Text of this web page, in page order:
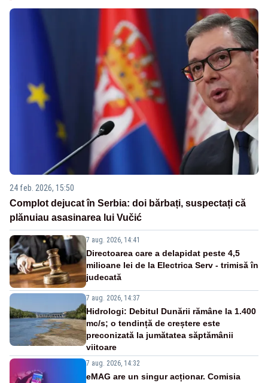
24 feb. 2026, 15:50
Complot dejucat în Serbia: doi bărbați, suspectați că
plănuiau asasinarea lui Vučić
7 aug. 2026, 14:41
Directoarea care a delapidat peste 4,5
milioane lei de la Electrica Serv - trimisă în
judecată
7 aug. 2026, 14:37
Hidrologi: Debitul Dunării rămâne la 1.400
mc/s; o tendință de creștere este
preconizată la jumătatea săptămânii
viitoare
7 aug. 2026, 14:32
eMAG are un singur acționar. Comisia